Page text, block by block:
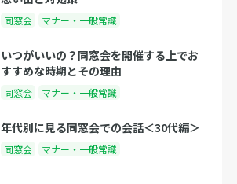
同窓会 マナー・一般常識
いつがいいの？同窓会を開催する上でお
すすめな時期とその理由
同窓会 マナー・一般常識
年代別に見る同窓会での会話＜30代編＞
同窓会 マナー・一般常識